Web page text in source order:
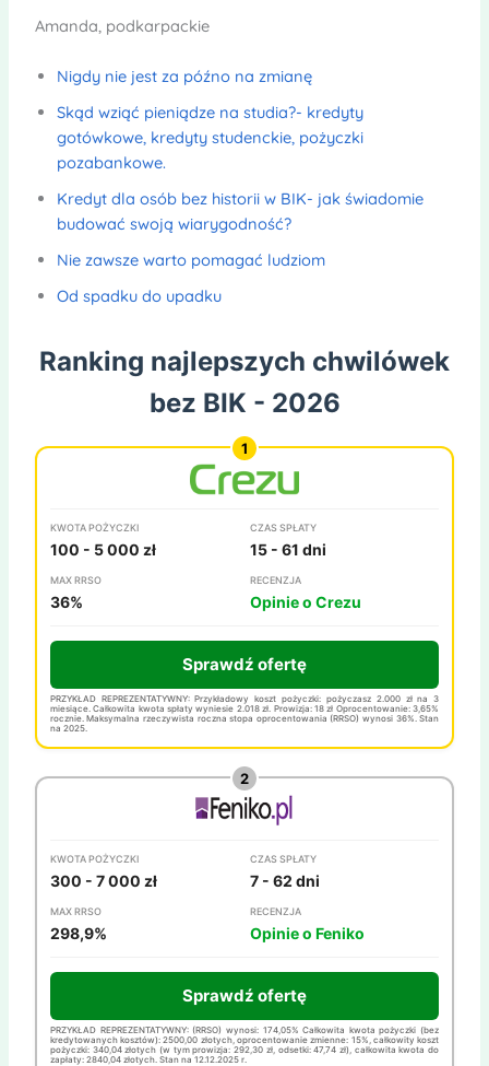
Amanda, podkarpackie
Nigdy nie jest za późno na zmianę
Skąd wziąć pieniądze na studia?- kredyty
gotówkowe, kredyty studenckie, pożyczki
pozabankowe.
Kredyt dla osób bez historii w BIK- jak świadomie
budować swoją wiarygodność?
Nie zawsze warto pomagać ludziom
Od spadku do upadku
Ranking najlepszych chwilówek
bez BIK - 2026
KWOTA POŻYCZKI
100 - 5 000 zł
CZAS SPŁATY
15 - 61 dni
MAX RRSO
36%
RECENZJA
Opinie o Crezu
Sprawdź ofertę
PRZYKŁAD REPREZENTATYWNY: Przykładowy koszt pożyczki: pożyczasz 2.000 zł na 3
miesiące. Całkowita kwota spłaty wyniesie 2.018 zł. Prowizja: 18 zł Oprocentowanie: 3,65%
rocznie. Maksymalna rzeczywista roczna stopa oprocentowania (RRSO) wynosi 36%. Stan
na 2025.
KWOTA POŻYCZKI
300 - 7 000 zł
CZAS SPŁATY
7 - 62 dni
MAX RRSO
298,9%
RECENZJA
Opinie o Feniko
Sprawdź ofertę
PRZYKŁAD REPREZENTATYWNY: (RRSO) wynosi: 174,05% Całkowita kwota pożyczki (bez
kredytowanych kosztów): 2500,00 złotych, oprocentowanie zmienne: 15%, całkowity koszt
pożyczki: 340,04 złotych (w tym prowizja: 292,30 zł, odsetki: 47,74 zł), całkowita kwota do
zapłaty: 2840,04 złotych. Stan na 12.12.2025 r.